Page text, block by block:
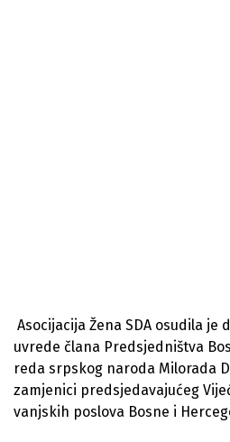
Asocijacija Žena SDA osudila je
uvrede člana Predsjedništva
reda srpskog naroda Milorada
zamjenici predsjedavajućeg
vanjskih poslova Bosne i